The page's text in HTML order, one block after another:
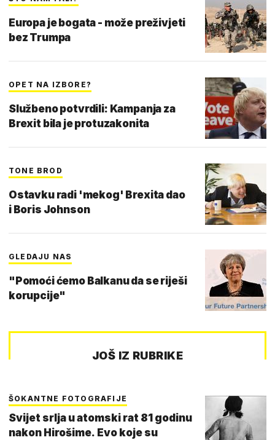
Europa je bogata - može preživjeti
bez Trumpa
OPET NA IZBORE?
Službeno potvrdili: Kampanja za
Brexit bila je protuzakonita
TONE BROD
Ostavku radi 'mekog' Brexita dao
i Boris Johnson
GLEDAJU NAS
"Pomoći ćemo Balkanu da se riješi
korupcije"
JOŠ IZ RUBRIKE
ŠOKANTNE FOTOGRAFIJE
Svijet srlja u atomski rat 81 godinu
nakon Hirošime. Evo koje su